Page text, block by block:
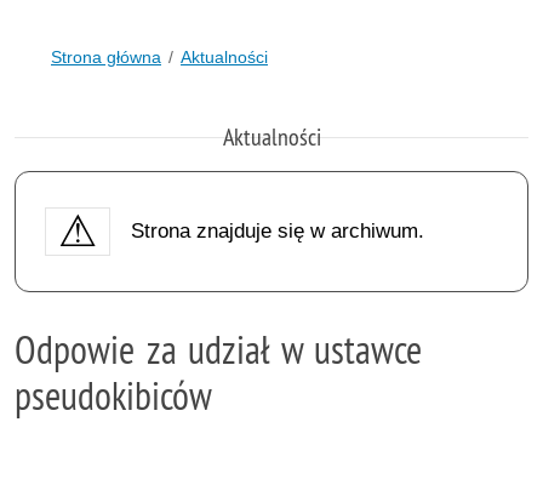
Strona główna Aktualności
Aktualności
Strona znajduje się w archiwum.
Odpowie za udział w ustawce
pseudokibiców